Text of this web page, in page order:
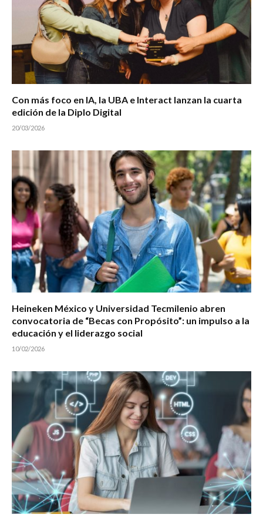
Con más foco en IA, la UBA e Interact lanzan la cuarta
edición de la Diplo Digital
20/03/2026
Heineken México y Universidad Tecmilenio abren
convocatoria de “Becas con Propósito”: un impulso a la
educación y el liderazgo social
10/02/2026